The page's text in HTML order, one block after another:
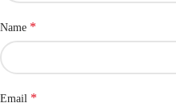
Name *
Email *